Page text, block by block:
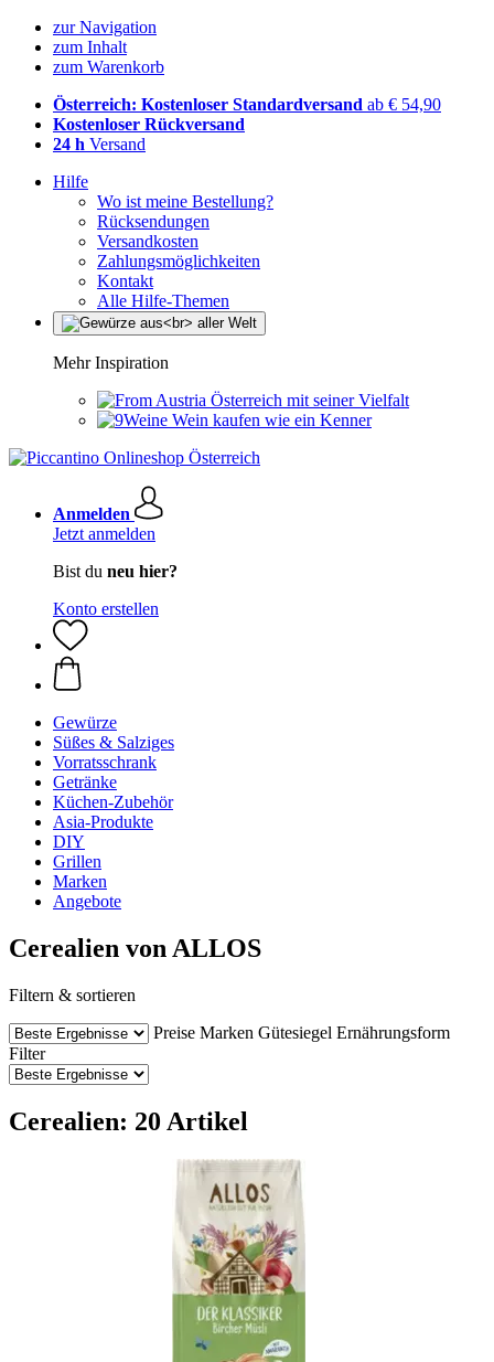
zur Navigation
zum Inhalt
zum Warenkorb
Österreich: Kostenloser Standardversand ab € 54,90
Kostenloser Rückversand
24 h Versand
Hilfe
Wo ist meine Bestellung?
Rücksendungen
Versandkosten
Zahlungsmöglichkeiten
Kontakt
Alle Hilfe-Themen
Mehr Inspiration
Österreich mit seiner Vielfalt
Wein kaufen wie ein Kenner
Anmelden
Jetzt anmelden
Bist du neu hier?
Konto erstellen
Gewürze
Süßes & Salziges
Vorratsschrank
Getränke
Küchen-Zubehör
Asia-Produkte
DIY
Grillen
Marken
Angebote
Cerealien von ALLOS
Filtern & sortieren
Preise Marken Gütesiegel Ernährungsform
Filter
Cerealien: 20 Artikel